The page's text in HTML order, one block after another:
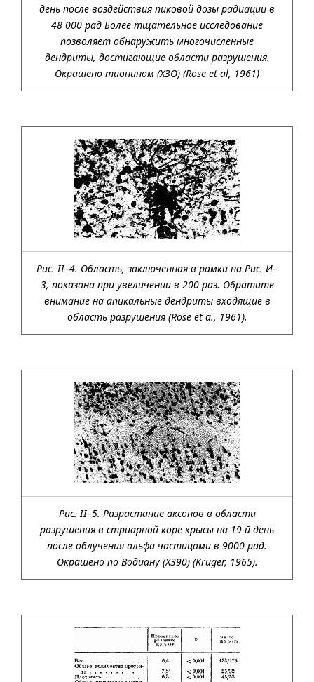
день после воздействия пиковой дозы радиации в
48 000 рад Более тщательное исследование
позволяет обнаружить многочисленные
дендриты, достигающие области разрушения.
Окрашено тионином (ХЗО) (Rose et al, 1961)
Рис. II–4. Область, заключённая в рамки на Рис. И–
3, показана при увеличении в 200 раз. Обратите
внимание на апикальные дендриты входящие в
область разрушения (Rose et a., 1961).
Рис. II–5. Разрастание аксонов в области
разрушения в стриарной коре крысы на 19-й день
после облучения альфа частицами в 9000 рад.
Окрашено по Водиану (Х390) (Kruger, 1965).